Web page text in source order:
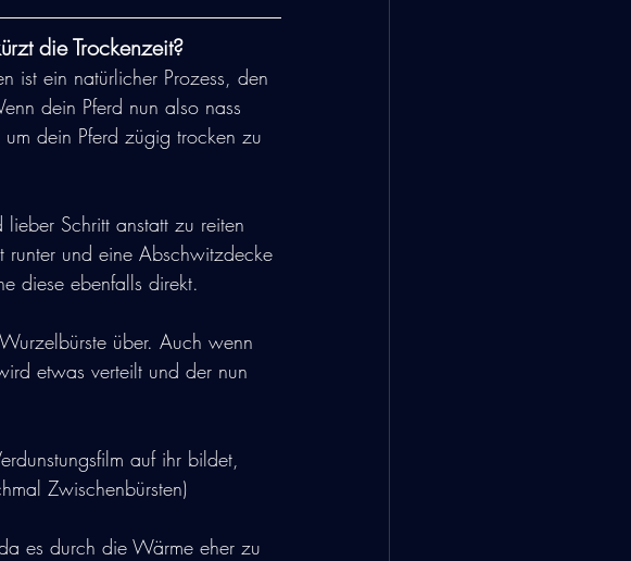
die Trockenzeit?
ist ein natürlicher Prozess, den
dein Pferd nun also nass
dein Pferd zügig trocken zu
Schritt anstatt zu reiten
runter und eine Abschwitzdecke
diese ebenfalls direkt.
über. Auch wenn
etwas verteilt und der nun
auf ihr bildet,
Zwischenbürsten)
es durch die Wärme eher zu